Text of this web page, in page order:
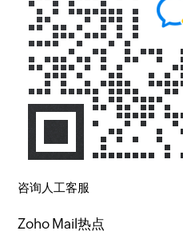
咨询人工客服
Zoho Mail热点